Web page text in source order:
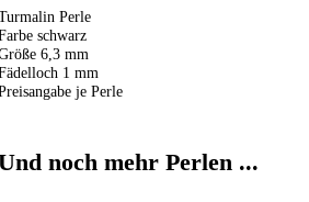
Perle
schwarz
6,3 mm
1 mm
je Perle
noch mehr Perlen ...